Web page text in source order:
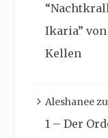
Ikaria”
Kellen
Aleshaneezu
1 – Der